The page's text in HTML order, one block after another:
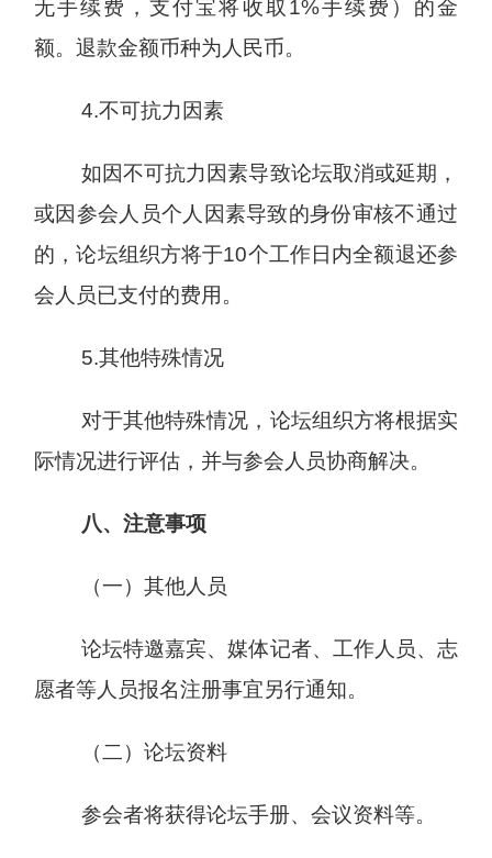
无手续费，支付宝将收取1%手续费）的金
额。退款金额币种为人民币。
4.不可抗力因素
如因不可抗力因素导致论坛取消或延期，
或因参会人员个人因素导致的身份审核不通过
的，论坛组织方将于10个工作日内全额退还参
会人员已支付的费用。
5.其他特殊情况
对于其他特殊情况，论坛组织方将根据实
际情况进行评估，并与参会人员协商解决。
八、注意事项
（一）其他人员
论坛特邀嘉宾、媒体记者、工作人员、志
愿者等人员报名注册事宜另行通知。
（二）论坛资料
参会者将获得论坛手册、会议资料等。